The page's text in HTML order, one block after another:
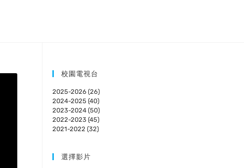
校園電視台
2025-2026 (26)
2024-2025 (40)
2023-2024 (50)
2022-2023 (45)
2021-2022 (32)
選擇影片